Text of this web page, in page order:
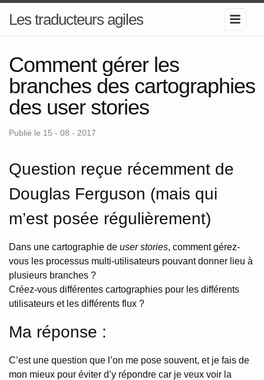
Les traducteurs agiles
Comment gérer les
branches des cartographies
des user stories
Publié le 15 - 08 - 2017
Question reçue récemment de
Douglas Ferguson (mais qui
m’est posée régulièrement)
Dans une cartographie de user stories, comment gérez-
vous les processus multi-utilisateurs pouvant donner lieu à
plusieurs branches ?
Créez-vous différentes cartographies pour les différents
utilisateurs et les différents flux ?
Ma réponse :
C’est une question que l’on me pose souvent, et je fais de
mon mieux pour éviter d’y répondre car je veux voir la